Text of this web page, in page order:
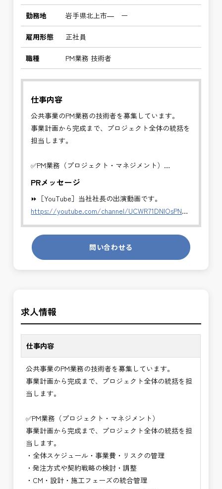
勤務地 岩手県北上市― ー
雇用形態 正社員
職種 PM業務 技術者
仕事内容
公共事業のPM業務の技術者を募集しています。
事業計画から完成まで、プロジェクト全体の統括を
担当します。
✅PM業務（プロジェクト・マネジメント）
事業計画から完成まで、プロジェクト全体の統括を
・全体スケジュール・事業費・リスクの管理
・発注方式や契約戦略の検討・調整
・CM・設計・施工フェーズの統合管理
・関係機関・住民・行政との合意形成支援
・事業推進に関する意思決定支援・成果評価
✅PM業務の魅力
意思決定に関与できる
・技術だけでなく経営・事業視点のマネジメント力
が身につく
・大規模公共事業の中核を担うハイクラス技術者と
・CM・設計・施工を統括する最上位ポジションを
目指せる
・年収900万円以上の高待遇が期待できるキャリア
領域
→ 技術士としての価値を最大化できる仕事
PRメッセージ
⏩［YouTube］当社社長の出演動画です。
https://youtube.com/channel/
発注者側の立場で業務を行う、やりがいのあるお仕
事です。
長期的にお仕事が出来る方を募集しております。
職場環境
✅「仕事のやりがい」と「賃金」のバランスを大切
に致します。
⭐＝＝お祝い金100,000円＝＝⭐
※お祝い金の支給条件は、入社より3ヶ月経過され
た方が対象となります。
その他支給条件の詳細については、問い合わせくだ
■勤務地について、ご希望のある方は別途ご相談く
ださい。
国土交通省、地方自治体
（東北地方、関東地方、中部地方、近畿地方など）
■発注者支援業務＜希望する業務をお選びくださ
問い合わせる
求人情報
仕事内容
公共事業のPM業務の技術者を募集しています。
事業計画から完成まで、プロジェクト全体の統括を担
当します。
✅PM業務（プロジェクト・マネジメント）
事業計画から完成まで、プロジェクト全体の統括を担
当します。
・全体スケジュール・事業費・リスクの管理
・発注方式や契約戦略の検討・調整
・CM・設計・施工フェーズの統合管理